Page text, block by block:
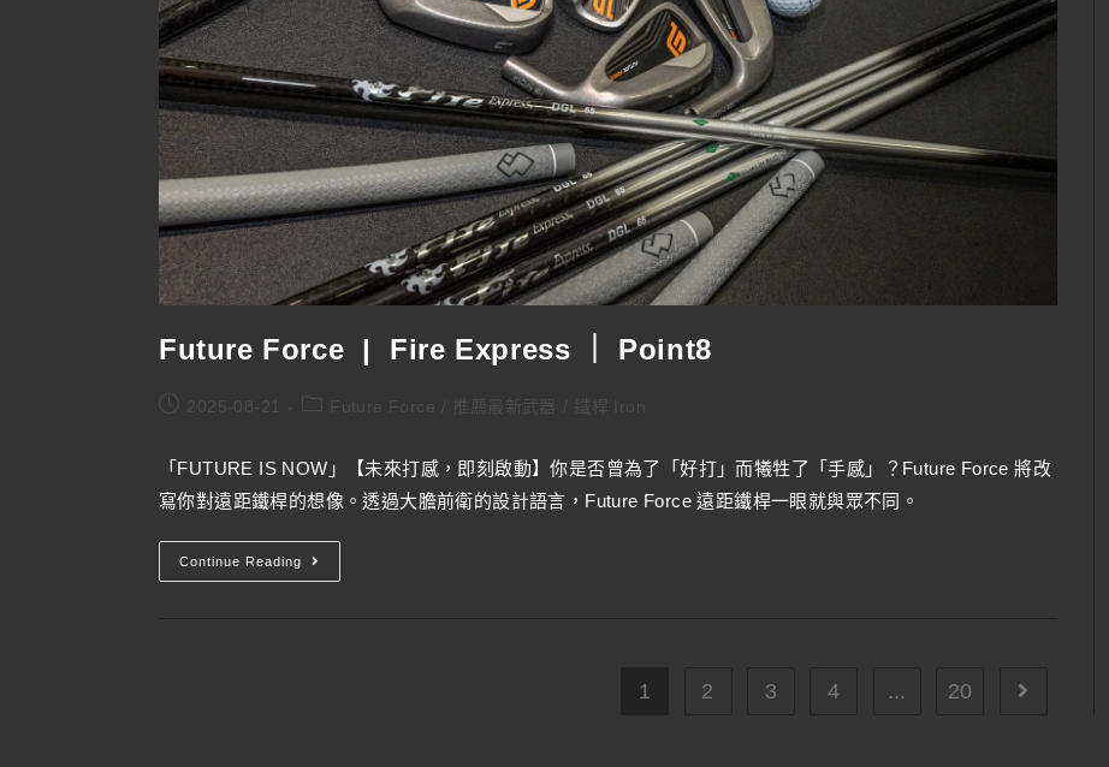
Future Force | Fire Express ｜ Point8
鐵桿 Iron
「FUTURE IS NOW」【未來打感，即刻啟動】你是否曾為了「好打」而犧牲了「手感」？Future Force 將改
寫你對遠距鐵桿的想像。透過大膽前衛的設計語言，Future Force 遠距鐵桿一眼就與眾不同。
Continue Reading
1 2 3 4 ... 20